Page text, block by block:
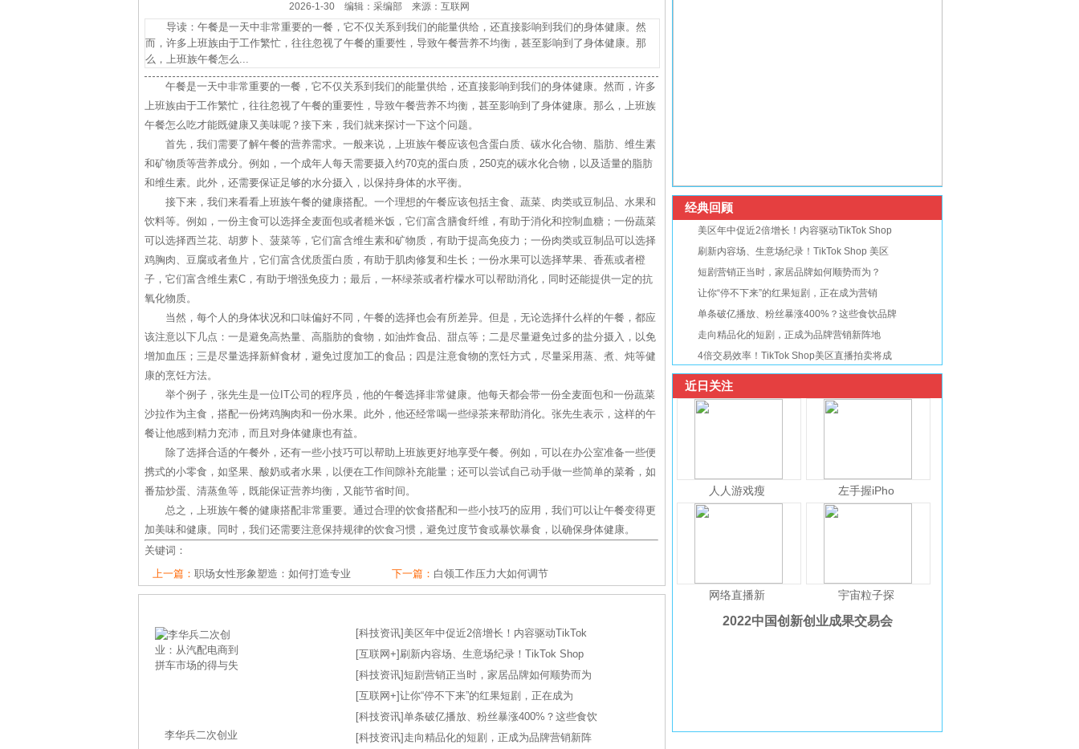
2026-1-30 编辑：采编部 来源：互联网
导读：午餐是一天中非常重要的一餐，它不仅关系到我们的能量供给，还直接影响到我们的身体健康。然
而，许多上班族由于工作繁忙，往往忽视了午餐的重要性，导致午餐营养不均衡，甚至影响到了身体健康。那
么，上班族午餐怎么...
午餐是一天中非常重要的一餐，它不仅关系到我们的能量供给，还直接影响到我们的身体健康。然而，许多
上班族由于工作繁忙，往往忽视了午餐的重要性，导致午餐营养不均衡，甚至影响到了身体健康。那么，上班族
午餐怎么吃才能既健康又美味呢？接下来，我们就来探讨一下这个问题。
首先，我们需要了解午餐的营养需求。一般来说，上班族午餐应该包含蛋白质、碳水化合物、脂肪、维生素
和矿物质等营养成分。例如，一个成年人每天需要摄入约70克的蛋白质，250克的碳水化合物，以及适量的脂肪
和维生素。此外，还需要保证足够的水分摄入，以保持身体的水平衡。
接下来，我们来看看上班族午餐的健康搭配。一个理想的午餐应该包括主食、蔬菜、肉类或豆制品、水果和
饮料等。例如，一份主食可以选择全麦面包或者糙米饭，它们富含膳食纤维，有助于消化和控制血糖；一份蔬菜
可以选择西兰花、胡萝卜、菠菜等，它们富含维生素和矿物质，有助于提高免疫力；一份肉类或豆制品可以选择
鸡胸肉、豆腐或者鱼片，它们富含优质蛋白质，有助于肌肉修复和生长；一份水果可以选择苹果、香蕉或者橙
子，它们富含维生素C，有助于增强免疫力；最后，一杯绿茶或者柠檬水可以帮助消化，同时还能提供一定的抗
氧化物质。
当然，每个人的身体状况和口味偏好不同，午餐的选择也会有所差异。但是，无论选择什么样的午餐，都应
该注意以下几点：一是避免高热量、高脂肪的食物，如油炸食品、甜点等；二是尽量避免过多的盐分摄入，以免
增加血压；三是尽量选择新鲜食材，避免过度加工的食品；四是注意食物的烹饪方式，尽量采用蒸、煮、炖等健
康的烹饪方法。
举个例子，张先生是一位IT公司的程序员，他的午餐选择非常健康。他每天都会带一份全麦面包和一份蔬菜
沙拉作为主食，搭配一份烤鸡胸肉和一份水果。此外，他还经常喝一些绿茶来帮助消化。张先生表示，这样的午
餐让他感到精力充沛，而且对身体健康也有益。
除了选择合适的午餐外，还有一些小技巧可以帮助上班族更好地享受午餐。例如，可以在办公室准备一些便
携式的小零食，如坚果、酸奶或者水果，以便在工作间隙补充能量；还可以尝试自己动手做一些简单的菜肴，如
番茄炒蛋、清蒸鱼等，既能保证营养均衡，又能节省时间。
总之，上班族午餐的健康搭配非常重要。通过合理的饮食搭配和一些小技巧的应用，我们可以让午餐变得更
加美味和健康。同时，我们还需要注意保持规律的饮食习惯，避免过度节食或暴饮暴食，以确保身体健康。
关键词：
上一篇： 职场女性形象塑造：如何打造专业 下一篇： 白领工作压力大如何调节
李华兵二次创业
[科技资讯] 美区年中促近2倍增长！内容驱动TikTok
[互联网+] 刷新内容场、生意场纪录！TikTok Shop
[科技资讯]短剧营销正当时，家居品牌如何顺势而为
[互联网+]让你“停不下来”的红果短剧，正在成为
[科技资讯]单条破亿播放、粉丝暴涨400%？这些食饮
[科技资讯] 走向精品化的短剧，正成为品牌营销新阵
经典回顾
美区年中促近2倍增长！内容驱动TikTok Shop
刷新内容场、生意场纪录！TikTok Shop 美区
短剧营销正当时，家居品牌如何顺势而为？
让你“停不下来”的红果短剧，正在成为营销
单条破亿播放、粉丝暴涨400%？这些食饮品牌
走向精品化的短剧，正成为品牌营销新阵地
4倍交易效率！TikTok Shop美区直播拍卖将成
近日关注
人人游戏瘦 左手握iPho
网络直播新 宇宙粒子探
2022中国创新创业成果交易会